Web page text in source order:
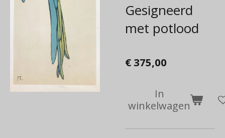
Gesigneerd
met potlood
€ 375,00
In
winkelwagen